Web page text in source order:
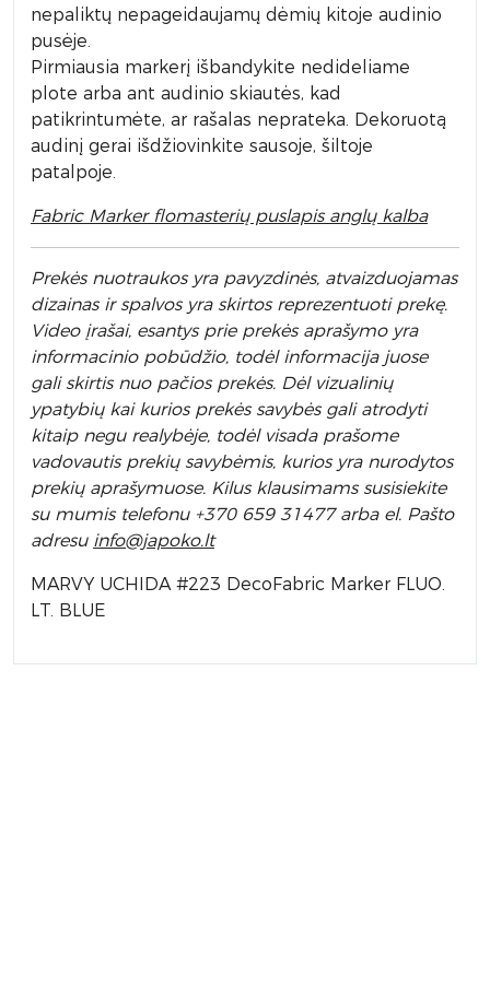
nepaliktų nepageidaujamų dėmių kitoje audinio
pusėje.
Pirmiausia markerį išbandykite nedideliame
plote arba ant audinio skiautės, kad
patikrintumėte, ar rašalas neprateka. Dekoruotą
audinį gerai išdžiovinkite sausoje, šiltoje
patalpoje.
Fabric Marker flomasterių puslapis anglų kalba
Prekės nuotraukos yra pavyzdinės, atvaizduojamas
dizainas ir spalvos yra skirtos reprezentuoti prekę.
Video įrašai, esantys prie prekės aprašymo yra
informacinio pobūdžio, todėl informacija juose
gali skirtis nuo pačios prekės. Dėl vizualinių
ypatybių kai kurios prekės savybės gali atrodyti
kitaip negu realybėje, todėl visada prašome
vadovautis prekių savybėmis, kurios yra nurodytos
prekių aprašymuose. Kilus klausimams susisiekite
su mumis telefonu +370 659 31477 arba el. Pašto
adresu info@japoko.lt
MARVY UCHIDA #223 DecoFabric Marker FLUO.
LT. BLUE